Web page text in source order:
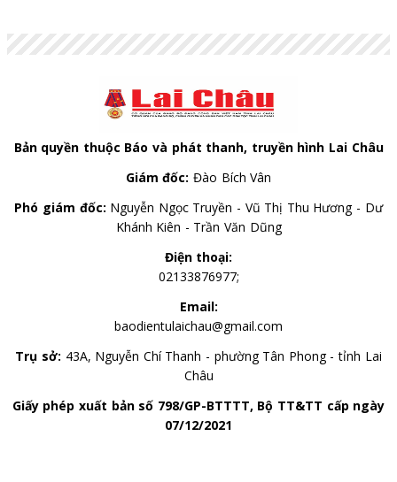
Bản quyền thuộc Báo và phát thanh, truyền hình Lai Châu
Giám đốc: Đào Bích Vân
Phó giám đốc: Nguyễn Ngọc Truyền - Vũ Thị Thu Hương - Dư
Khánh Kiên - Trần Văn Dũng
Điện thoại:
02133876977;
Email:
baodientulaichau@gmail.com
Trụ sở: 43A, Nguyễn Chí Thanh - phường Tân Phong - tỉnh Lai
Châu
Giấy phép xuất bản số 798/GP-BTTTT, Bộ TT&TT cấp ngày
07/12/2021